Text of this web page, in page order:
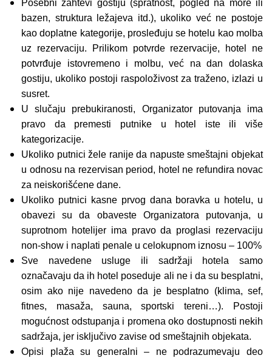
Posebni zahtevi gostiju (spratnost, pogled na more ili
bazen, struktura ležajeva itd.), ukoliko već ne postoje
kao doplatne kategorije, prosleđuju se hotelu kao molba
uz rezervaciju. Prilikom potvrde rezervacije, hotel ne
potvrđuje istovremeno i molbu, već na dan dolaska
gostiju, ukoliko postoji raspoloživost za traženo, izlazi u
susret.
U slučaju prebukiranosti, Organizator putovanja ima
pravo da premesti putnike u hotel iste ili više
kategorizacije.
Ukoliko putnici žele ranije da napuste smeštajni objekat
u odnosu na rezervisan period, hotel ne refundira novac
za neiskorišćene dane.
Ukoliko putnici kasne prvog dana boravka u hotelu, u
obavezi su da obaveste Organizatora putovanja, u
suprotnom hotelijer ima pravo da proglasi rezervaciju
non-show i naplati penale u celokupnom iznosu – 100%
Sve navedene usluge ili sadržaji hotela samo
označavaju da ih hotel poseduje ali ne i da su besplatni,
osim ako nije navedeno da je besplatno (klima, sef,
fitnes, masaža, sauna, sportski tereni…). Postoji
mogućnost odstupanja i promena oko dostupnosti nekih
sadržaja, jer isključivo zavise od smeštajnih objekata.
Opisi plaža su generalni – ne podrazumevaju deo